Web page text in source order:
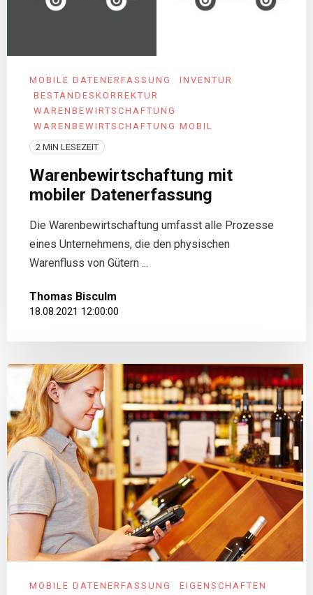
MOBILE DATENERFASSUNG
INVENTUR
BESTANDESKORREKTUR
WARENBEWIRTSCHAFTUNG
WARENBEWIRTSCHAFTUNG MOBIL
2 MIN LESEZEIT
Warenbewirtschaftung mit
mobiler Datenerfassung
Die Warenbewirtschaftung umfasst alle Prozesse
eines Unternehmens, die den physischen
Warenfluss von Gütern ...
Thomas Bisculm
18.08.2021 12:00:00
MOBILE DATENERFASSUNG
EIGENSCHAFTEN